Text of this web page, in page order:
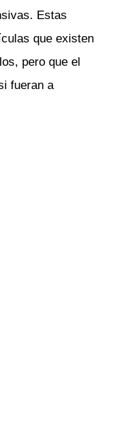
Estas
que existen
pero que el
fueran a